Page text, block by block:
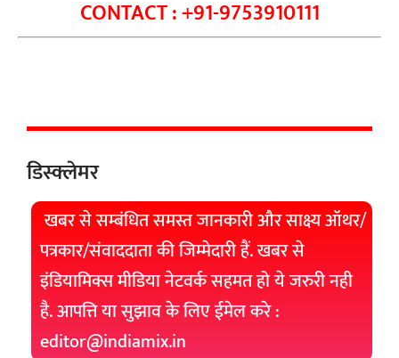
CONTACT : +91-9753910111
डिस्क्लेमर
खबर से सम्बंधित समस्त जानकारी और साक्ष्य ऑथर/
पत्रकार/संवाददाता की जिम्मेदारी हैं. खबर से
इंडियामिक्स मीडिया नेटवर्क सहमत हो ये जरुरी नही
है. आपत्ति या सुझाव के लिए ईमेल करे :
editor@indiamix.in